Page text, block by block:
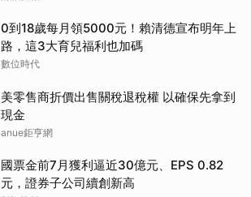
0到18歲每月領5000元！賴清德宣布明年上
路，這3大育兒福利也加碼
數位時代
美零售商折價出售關稅退稅權 以確保先拿到
現金
anue鉅亨網
國票金前7月獲利逼近30億元、EPS 0.82
元，證券子公司續創新高